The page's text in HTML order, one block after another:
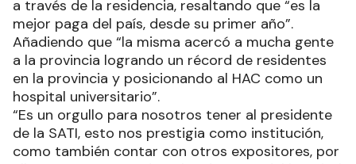
a través de la residencia, resaltando que “es la
mejor paga del país, desde su primer año”.
Añadiendo que “la misma acercó a mucha gente
a la provincia logrando un récord de residentes
en la provincia y posicionando al HAC como un
hospital universitario”.
“Es un orgullo para nosotros tener al presidente
de la SATI, esto nos prestigia como institución,
como también contar con otros expositores, por